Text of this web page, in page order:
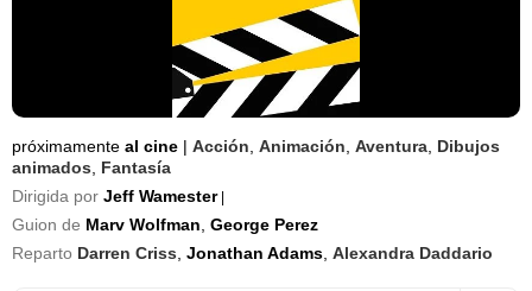
próximamente al cine | Acción Animación Aventura Dibujos
animados
Fantasía
Dirigida por Jeff Wamester
Guion de Marv Wolfman George Perez
Reparto Darren Criss Jonathan Adams Alexandra Daddario